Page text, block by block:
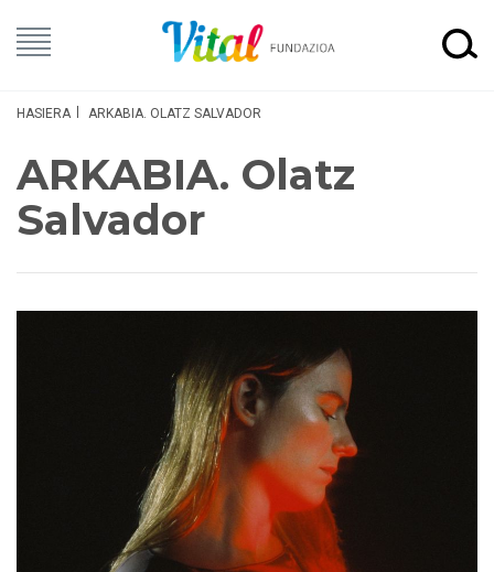
HASIERA ARKABIA. OLATZ SALVADOR
ARKABIA. Olatz
Salvador